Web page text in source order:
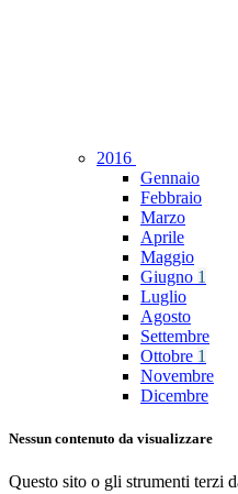
2016
Gennaio
Febbraio
Marzo
Aprile
Maggio
Giugno 1
Luglio
Agosto
Settembre
Ottobre 1
Novembre
Dicembre
Nessun contenuto da visualizzare
Questo sito o gli strumenti terzi